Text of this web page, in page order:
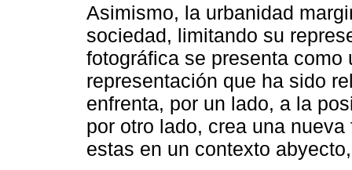
Asimismo, la urbanidad
sociedad, limitando su
fotográfica se presenta
representación que ha sido
enfrenta, por un lado, a la
por otro lado, crea una
estas en un contexto